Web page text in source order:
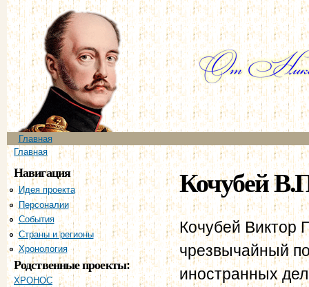
Главное меню
Главная
Вы здесь
Главная
Навигация
Идея проекта
Персоналии
События
Страны и регионы
Хронология
Родственные проекты:
ХРОНОС
Кочубей
Кочубей Виктор
чрезвычайный
иностранных